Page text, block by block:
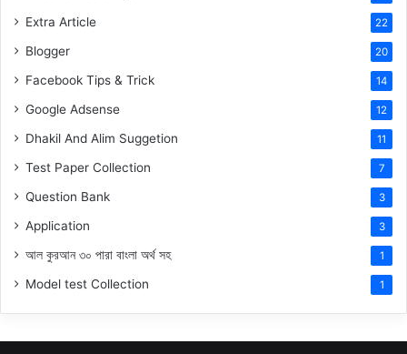
Extra Article 22
Blogger 20
Facebook Tips & Trick 14
Google Adsense 12
Dhakil And Alim Suggetion 11
Test Paper Collection 7
Question Bank 3
Application 3
আল কুরআন ৩০ পারা বাংলা অর্থ সহ 1
Model test Collection 1